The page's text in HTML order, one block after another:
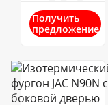
Получить
предложение